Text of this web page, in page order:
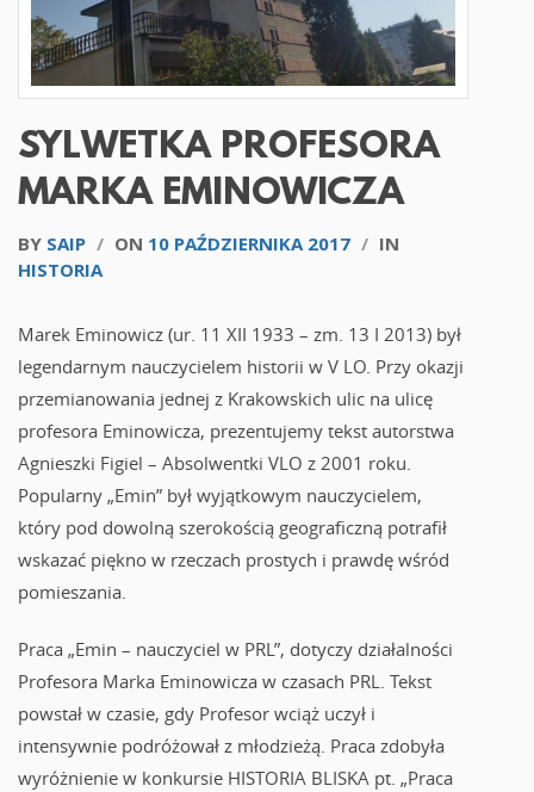
SYLWETKA PROFESORA
MARKA EMINOWICZA
BY SAIP / ON 10 PAŹDZIERNIKA 2017 / IN
HISTORIA
Marek Eminowicz (ur. 11 XII 1933 – zm. 13 I 2013) był
legendarnym nauczycielem historii w V LO. Przy okazji
przemianowania jednej z Krakowskich ulic na ulicę
profesora Eminowicza, prezentujemy tekst autorstwa
Agnieszki Figiel – Absolwentki VLO z 2001 roku.
Popularny „Emin” był wyjątkowym nauczycielem,
który pod dowolną szerokością geograficzną potrafił
wskazać piękno w rzeczach prostych i prawdę wśród
pomieszania.
Praca „Emin – nauczyciel w PRL”, dotyczy działalności
Profesora Marka Eminowicza w czasach PRL. Tekst
powstał w czasie, gdy Profesor wciąż uczył i
intensywnie podróżował z młodzieżą. Praca zdobyła
wyróżnienie w konkursie HISTORIA BLISKA pt. „Praca